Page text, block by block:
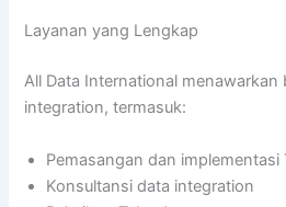
Layanan yang Lengkap
All Data International menawarkan
integration, termasuk:
Pemasangan dan implementasi
Konsultansi data integration